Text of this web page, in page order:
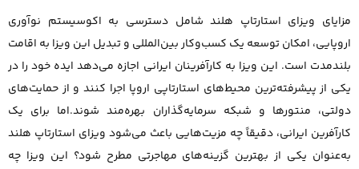
مزایای ویزای استارتاپ هلند شامل دسترسی به اکوسیستم نوآوری
اروپایی، امکان توسعه یک کسب‌وکار بین‌المللی و تبدیل این ویزا به اقامت
بلندمدت است. این ویزا به کارآفرینان ایرانی اجازه می‌دهد ایده خود را در
یکی از پیشرفته‌ترین محیط‌های استارتاپی اروپا اجرا کنند و از حمایت‌های
دولتی، منتورها و شبکه سرمایه‌گذاران بهره‌مند شوند.اما برای یک
کارآفرین ایرانی، دقیقاً چه مزیت‌هایی باعث می‌شود ویزای استارتاپ هلند
به‌عنوان یکی از بهترین گزینه‌های مهاجرتی مطرح شود؟ این ویزا چه